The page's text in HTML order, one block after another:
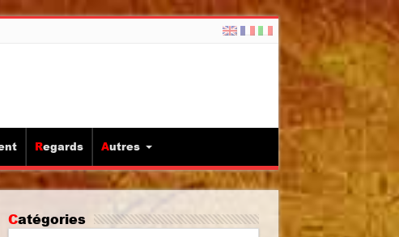
Regards Autres
Catégories